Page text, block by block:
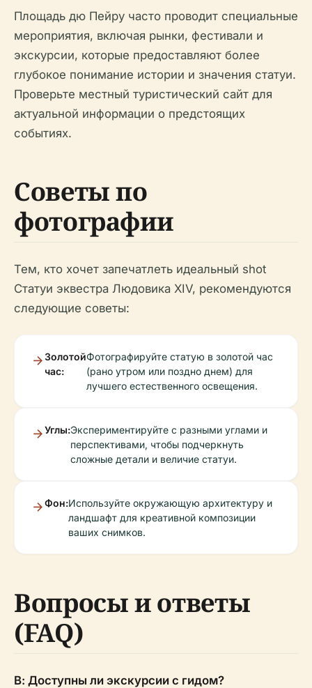
Площадь дю Пейру часто проводит специальные
мероприятия, включая рынки, фестивали и
экскурсии, которые предоставляют более
глубокое понимание истории и значения статуи.
Проверьте местный туристический сайт для
актуальной информации о предстоящих
событиях.
Советы по
фотографии
Тем, кто хочет запечатлеть идеальный shot
Статуи эквестра Людовика XIV, рекомендуются
следующие советы:
Золотой
час:
Фотографируйте статую в золотой час
(рано утром или поздно днем) для
лучшего естественного освещения.
Углы:Экспериментируйте с разными углами и
перспективами, чтобы подчеркнуть
сложные детали и величие статуи.
Фон:Используйте окружающую архитектуру и
ландшафт для креативной композиции
ваших снимков.
Вопросы и ответы
(FAQ)
В: Доступны ли экскурсии с гидом?